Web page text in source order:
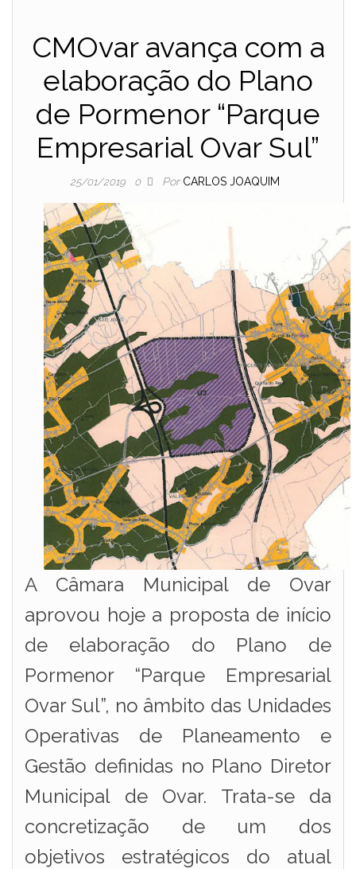
CMOvar avança com a
elaboração do Plano
de Pormenor “Parque
Empresarial Ovar Sul”
25/01/2019 0 Por CARLOS JOAQUIM
A Câmara Municipal de Ovar
aprovou hoje a proposta de início
de elaboração do Plano de
Pormenor “Parque Empresarial
Ovar Sul”, no âmbito das Unidades
Operativas de Planeamento e
Gestão definidas no Plano Diretor
Municipal de Ovar. Trata-se da
concretização de um dos
objetivos estratégicos do atual